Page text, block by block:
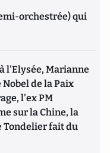
orchestrée) qui
l'Elysée, Marianne
de la Paix
l'ex PM
sur la Chine, la
Tondelier fait du